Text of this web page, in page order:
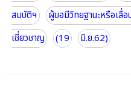
สมบัติฯ
ผู้ขอมีวิทยฐานะหรือเลื่
เชี่ยวชาญ
(19 มิ.ย.62)